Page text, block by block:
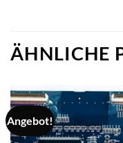
ÄHNLICHE
Angebot!